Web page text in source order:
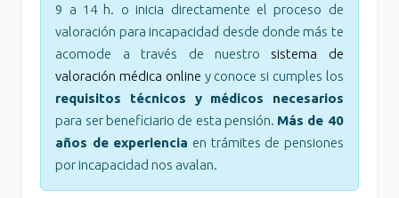
9 a 14 h. o inicia directamente el proceso de
valoración para incapacidad desde donde más te
acomode a través de nuestro sistema de
valoración médica online y conoce si cumples los
requisitos técnicos y médicos necesarios
para ser beneficiario de esta pensión. Más de 40
años de experiencia en trámites de pensiones
por incapacidad nos avalan.